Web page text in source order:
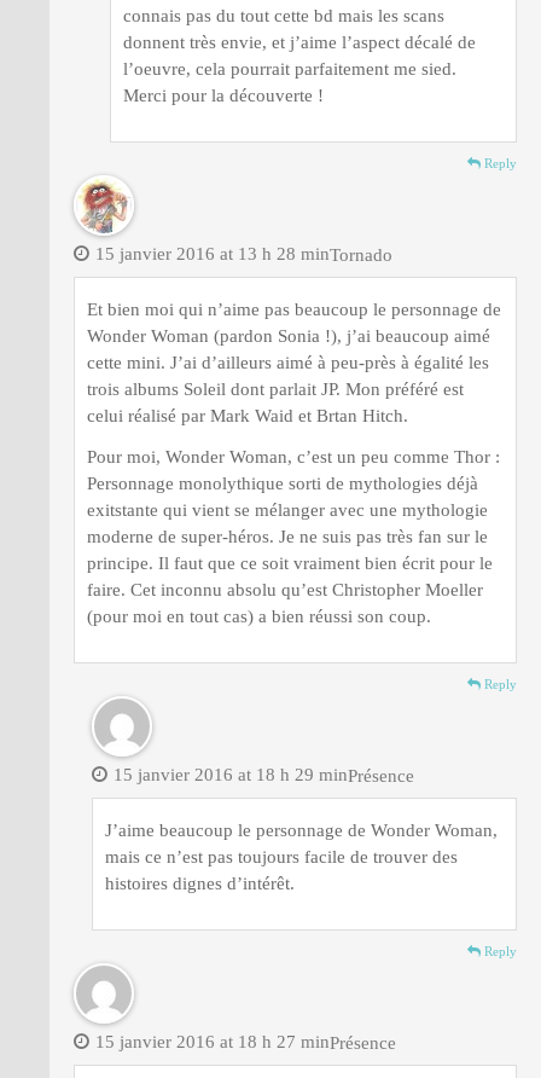
connais pas du tout cette bd mais les scans
donnent très envie, et j’aime l’aspect décalé de
l’oeuvre, cela pourrait parfaitement me sied.
Merci pour la découverte !
Reply
Tornado
15 janvier 2016 at 13 h 28 min
Et bien moi qui n’aime pas beaucoup le personnage de
Wonder Woman (pardon Sonia !), j’ai beaucoup aimé
cette mini. J’ai d’ailleurs aimé à peu-près à égalité les
trois albums Soleil dont parlait JP. Mon préféré est
celui réalisé par Mark Waid et Brtan Hitch.
Pour moi, Wonder Woman, c’est un peu comme Thor :
Personnage monolythique sorti de mythologies déjà
exitstante qui vient se mélanger avec une mythologie
moderne de super-héros. Je ne suis pas très fan sur le
principe. Il faut que ce soit vraiment bien écrit pour le
faire. Cet inconnu absolu qu’est Christopher Moeller
(pour moi en tout cas) a bien réussi son coup.
Reply
Présence
15 janvier 2016 at 18 h 29 min
J’aime beaucoup le personnage de Wonder Woman,
mais ce n’est pas toujours facile de trouver des
histoires dignes d’intérêt.
Reply
Présence
15 janvier 2016 at 18 h 27 min